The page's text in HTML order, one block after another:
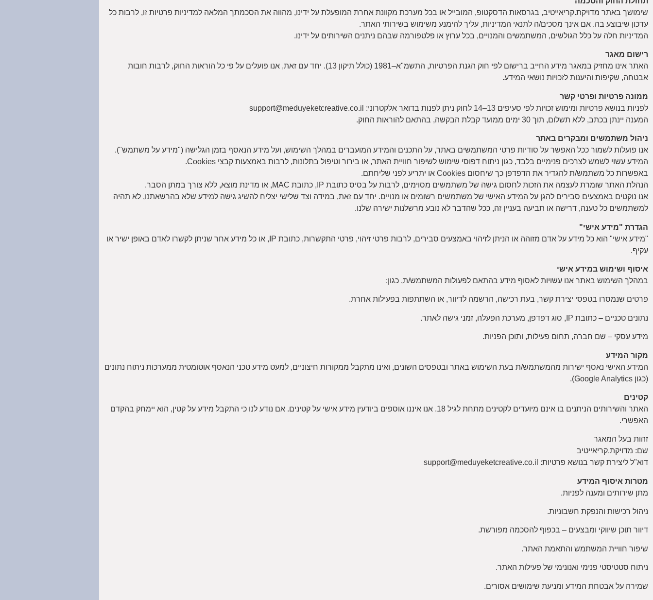
שימושך באתר מדויקת.קריאייטיב, בגרסאות הדסקטופ, המובייל או בכל מערכת מקוונת אחרת המופעלת על ידינו, מהווה את הסכמתך המלאה למדיניות פרטיות זו, לרבות כל
עדכון שיבוצע בה. אם אינך מסכים/ה לתנאי המדיניות, עליך להימנע משימוש בשירותי האתר.
המדיניות חלה על כלל הגולשים, המשתמשים והמנויים, בכל ערוץ או פלטפורמה שבהם ניתנים השירותים על ידינו.
רישום מאגר
האתר אינו מחזיק במאגר מידע החייב ברישום לפי חוק הגנת הפרטיות, התשמ"א–1981 (כולל תיקון 13). יחד עם זאת, אנו פועלים על פי כל הוראות החוק, לרבות חובות
אבטחה, שקיפות והיענות לזכויות נושאי המידע.
ממונה פרטיות ופרטי קשר
לפניות בנושא פרטיות ומימוש זכויות לפי סעיפים 13–14 לחוק ניתן לפנות בדואר אלקטרוני: support@meduyeketcreative.co.il
המענה יינתן בכתב, ללא תשלום, תוך 30 ימים ממועד קבלת הבקשה, בהתאם להוראות החוק.
ניהול משתמשים ומבקרים באתר
אנו פועלות לשמור ככל האפשר על סודיות פרטי המשתמשים באתר, על התכנים והמידע המועברים במהלך השימוש, ועל מידע הנאסף בזמן הגלישה ("מידע על משתמש").
המידע עשוי לשמש לצרכים פנימיים בלבד, כגון ניתוח דפוסי שימוש לשיפור חוויית האתר, או בירור וטיפול בתלונות, לרבות באמצעות קבצי Cookies.
באפשרות כל משתמש/ת להגדיר את הדפדפן כך שיחסום Cookies או יתריע לפני שליחתם.
הנהלת האתר שומרת לעצמה את הזכות לחסום גישה של משתמשים מסוימים, לרבות על בסיס כתובת IP, כתובת MAC, או מדינת מוצא, ללא צורך במתן הסבר.
אנו נוקטים באמצעים סבירים להגן על המידע האישי של משתמשים רשומים או מנויים. יחד עם זאת, במידה וצד שלישי יצליח להשיג גישה למידע שלא בהרשאתנו, לא תהיה
למשתמשים כל טענה, דרישה או תביעה בעניין זה, ככל שהדבר לא נובע מרשלנות ישירה שלנו.
הגדרת "מידע אישי"
"מידע אישי" הוא כל מידע על אדם מזוהה או הניתן לזיהוי באמצעים סבירים, לרבות פרטי זיהוי, פרטי התקשרות, כתובת IP, או כל מידע אחר שניתן לקשרו לאדם באופן ישיר או
עקיף.
איסוף ושימוש במידע אישי
במהלך השימוש באתר אנו עשויות לאסוף מידע בהתאם לפעולות המשתמש/ת, כגון:
פרטים שנמסרו בטפסי יצירת קשר, בעת רכישה, הרשמה לדיוור, או השתתפות בפעילות אחרת.
נתונים טכניים – כתובת IP, סוג דפדפן, מערכת הפעלה, זמני גישה לאתר.
מידע עסקי – שם חברה, תחום פעילות, ותוכן הפניות.
מקור המידע
המידע האישי נאסף ישירות מהמשתמש/ת בעת השימוש באתר ובטפסים השונים, ואינו מתקבל ממקורות חיצוניים, למעט מידע טכני הנאסף אוטומטית ממערכות ניתוח נתונים
(כגון Google Analytics).
קטינים
האתר והשירותים הניתנים בו אינם מיועדים לקטינים מתחת לגיל 18. אנו איננו אוספים ביודעין מידע אישי על קטינים. אם נודע לנו כי התקבל מידע על קטין, הוא יימחק בהקדם
האפשרי.
זהות בעל המאגר
שם: מדויקת.קריאייטיב
דוא"ל ליצירת קשר בנושא פרטיות: support@meduyeketcreative.co.il
מטרות איסוף המידע
מתן שירותים ומענה לפניות.
ניהול רכישות והנפקת חשבוניות.
דיוור תוכן שיווקי ומבצעים – בכפוף להסכמה מפורשת.
שיפור חוויית המשתמש והתאמת האתר.
ניתוח סטטיסטי פנימי ואנונימי של פעילות האתר.
שמירה על אבטחת המידע ומניעת שימושים אסורים.